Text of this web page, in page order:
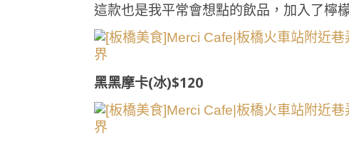
這款也是我平常會想點的飲品，加入了檸
黑黑摩卡(冰)$120